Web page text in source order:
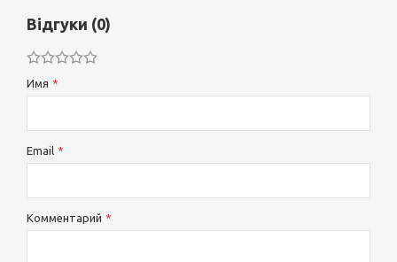
Відгуки (0)
Имя
Email
Комментарий